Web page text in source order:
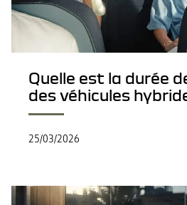
Quelle est la durée
des véhicules
25/03/2026